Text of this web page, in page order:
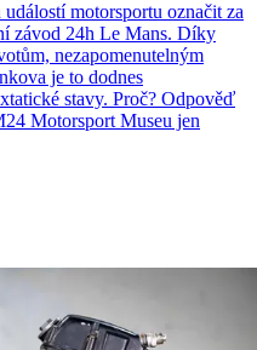
motorsportu označit za
závod 24h Le Mans. Díky
nezapomenutelným
je to dodnes
stavy. Proč? Odpověď
Motorsport Museu jen